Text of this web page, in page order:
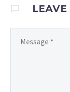
LEAVE